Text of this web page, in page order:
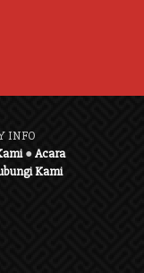
INFO
●Acara
Kami